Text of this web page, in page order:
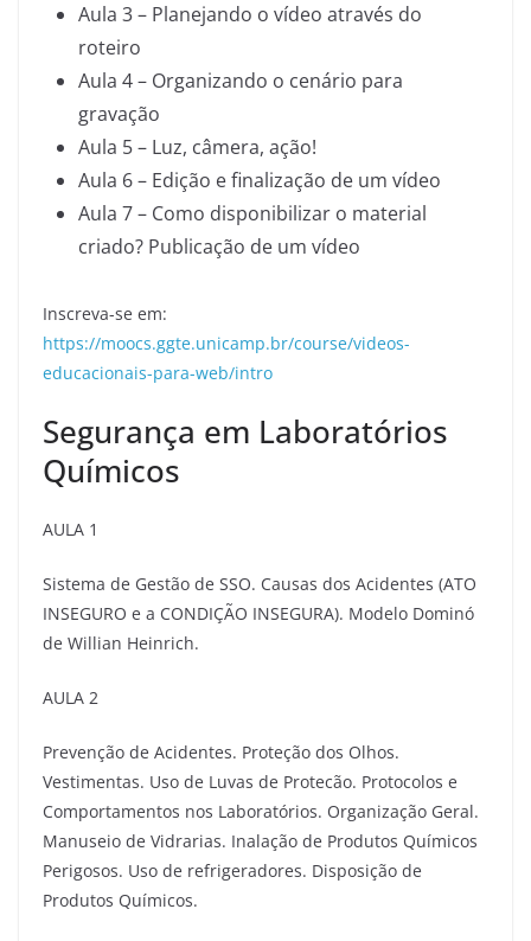
Aula 3 – Planejando o vídeo através do
roteiro
Aula 4 – Organizando o cenário para
gravação
Aula 5 – Luz, câmera, ação!
Aula 6 – Edição e finalização de um vídeo
Aula 7 – Como disponibilizar o material
criado? Publicação de um vídeo
Inscreva-se em:
https://moocs.ggte.unicamp.br/course/videos-
educacionais-para-web/intro
Segurança em Laboratórios
Químicos
AULA 1
Sistema de Gestão de SSO. Causas dos Acidentes (ATO
INSEGURO e a CONDIÇÃO INSEGURA). Modelo Dominó
de Willian Heinrich.
AULA 2
Prevenção de Acidentes. Proteção dos Olhos.
Vestimentas. Uso de Luvas de Protecão. Protocolos e
Comportamentos nos Laboratórios. Organização Geral.
Manuseio de Vidrarias. Inalação de Produtos Químicos
Perigosos. Uso de refrigeradores. Disposição de
Produtos Químicos.